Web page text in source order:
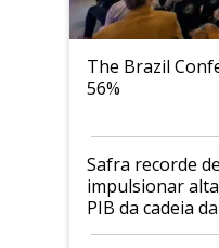
The Brazil
56%
Safra recorde
impulsionar
PIB da cadeia
biodiesel em